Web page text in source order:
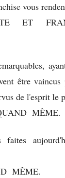
vous
ET
être
de l'esprit le
MÊME.
MÊME.